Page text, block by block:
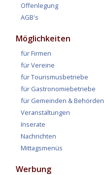
Offenlegung
AGB's
Möglichkeiten
für Firmen
für Vereine
für Tourismusbetriebe
für Gastronomiebetriebe
für Gemeinden & Behörden
Veranstaltungen
Inserate
Nachrichten
Mittagsmenüs
Werbung